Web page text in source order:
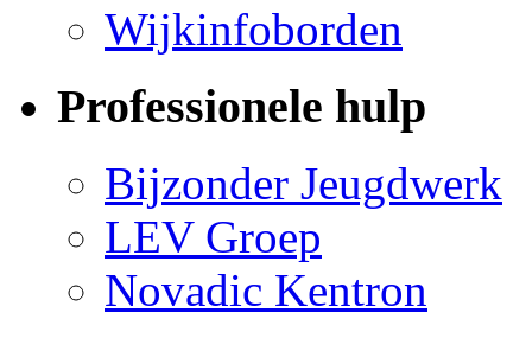
Wijkinfoborden
Professionele hulp
Bijzonder Jeugdwerk
LEV Groep
Novadic Kentron